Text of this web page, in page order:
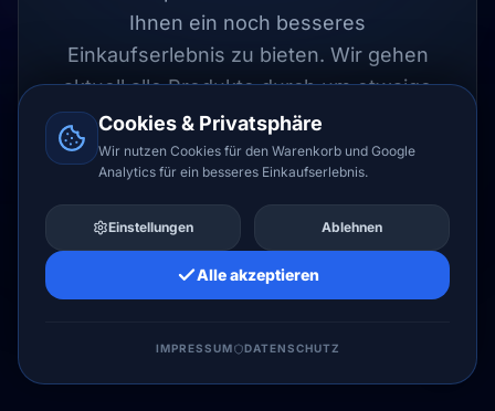
Ihnen ein noch besseres
Einkaufserlebnis zu bieten. Wir gehen
aktuell alle Produkte durch um etwaige
Fehler auszuschließen.
LIZENZHERO LTD
Cookies & Privatsphäre
Wir nutzen Cookies für den Warenkorb und Google
Analytics für ein besseres Einkaufserlebnis.
Einstellungen Ablehnen
Alle akzeptieren
IMPRESSUM DATENSCHUTZ